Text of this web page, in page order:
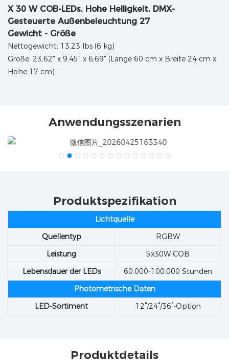
Gewicht - Größe
Nettogewicht: 13,23 lbs (6 kg)
Größe: 23,62" x 9,45" x 6,69" (Länge 60 cm x Breite 24 cm x
Höhe 17 cm)
Anwendungsszenarien
Produktspezifikation
Lichtquelle
Quellentyp
RGBW
Leistung
5x30W COB
Lebensdauer der LEDs
60.000-100.000 Stunden
Photometrische Daten
LED-Sortiment
12°/24°/36°-Option
Produktdetails